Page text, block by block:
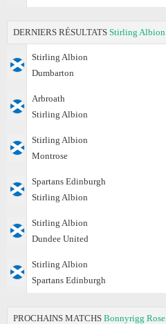
DERNIERS RÉSULTATS Stirling Albion
Stirling Albion
Dumbarton
Arbroath
Stirling Albion
Stirling Albion
Montrose
Spartans Edinburgh
Stirling Albion
Stirling Albion
Dundee United
Stirling Albion
Spartans Edinburgh
PROCHAINS MATCHS Bonnyrigg Rose